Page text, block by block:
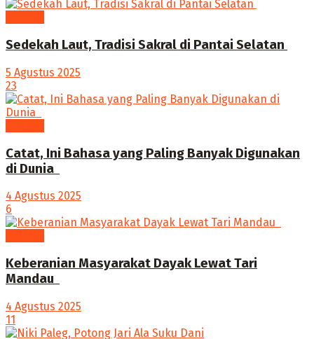
Sedekah Laut, Tradisi Sakral di Pantai Selatan
5 Agustus 2025
23
‎Catat, Ini Bahasa yang Paling Banyak Digunakan
di Dunia ‎
4 Agustus 2025
6
Keberanian Masyarakat Dayak Lewat Tari
Mandau ‎
4 Agustus 2025
11